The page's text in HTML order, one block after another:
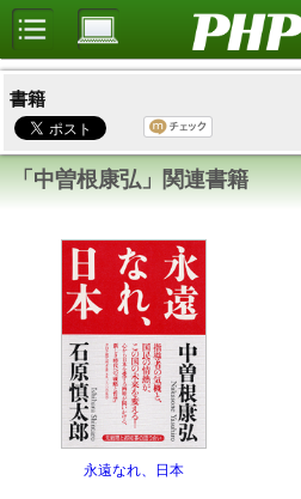
書籍
「中曽根康弘」関連書籍
永遠なれ、日本